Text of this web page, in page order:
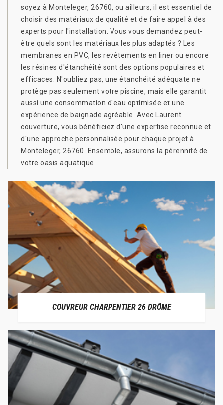
soyez à Monteleger, 26760, ou ailleurs, il est essentiel de
choisir des matériaux de qualité et de faire appel à des
experts pour l'installation. Vous vous demandez peut-
être quels sont les matériaux les plus adaptés ? Les
membranes en PVC, les revêtements en liner ou encore
les résines d'étanchéité sont des options populaires et
efficaces. N'oubliez pas, une étanchéité adéquate ne
protège pas seulement votre piscine, mais elle garantit
aussi une consommation d'eau optimisée et une
expérience de baignade agréable. Avec Laurent
couverture, vous bénéficiez d'une expertise reconnue et
d'une approche personnalisée pour chaque projet à
Monteleger, 26760. Ensemble, assurons la pérennité de
votre oasis aquatique.
COUVREUR CHARPENTIER 26 DRÔME